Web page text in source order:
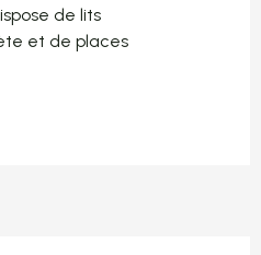
de lits
et de places